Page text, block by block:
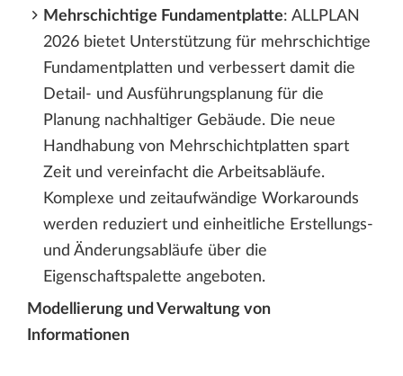
Mehrschichtige Fundamentplatte: ALLPLAN
2026 bietet Unterstützung für mehrschichtige
Fundamentplatten und verbessert damit die
Detail- und Ausführungsplanung für die
Planung nachhaltiger Gebäude. Die neue
Handhabung von Mehrschichtplatten spart
Zeit und vereinfacht die Arbeitsabläufe.
Komplexe und zeitaufwändige Workarounds
werden reduziert und einheitliche Erstellungs-
und Änderungsabläufe über die
Eigenschaftspalette angeboten.
Modellierung und Verwaltung von
Informationen